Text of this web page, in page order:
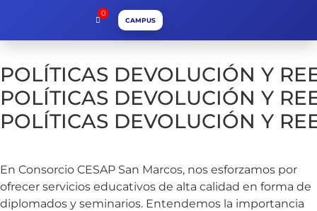
0
CAMPUS
POLÍTICAS DEVOLUCIÓN Y
POLÍTICAS DEVOLUCIÓN Y
POLÍTICAS DEVOLUCIÓN Y
En Consorcio CESAP San Marcos, nos esforzamos por
ofrecer servicios educativos de alta calidad en forma de
diplomados y seminarios. Entendemos la importancia